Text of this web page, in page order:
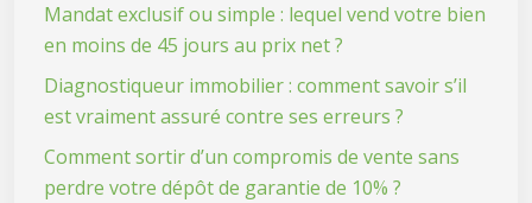
Mandat exclusif ou simple : lequel vend votre bien
en moins de 45 jours au prix net ?
Diagnostiqueur immobilier : comment savoir s’il
est vraiment assuré contre ses erreurs ?
Comment sortir d’un compromis de vente sans
perdre votre dépôt de garantie de 10% ?